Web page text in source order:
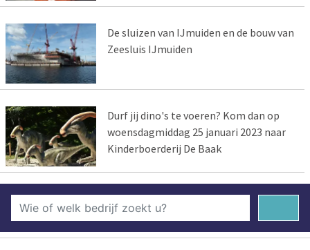
De sluizen van IJmuiden en de bouw van
Zeesluis IJmuiden
Durf jij dino's te voeren? Kom dan op
woensdagmiddag 25 januari 2023 naar
Kinderboerderij De Baak